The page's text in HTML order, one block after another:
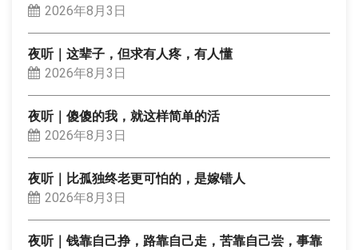
2026年8月3日
夜听｜这辈子，但求有人疼，有人懂
2026年8月3日
夜听｜傻傻的我，就这样简单的活
2026年8月3日
夜听｜比孤独终老更可怕的，是嫁错人
2026年8月3日
夜听｜钱靠自己挣，路靠自己走，苦靠自己尝，事靠